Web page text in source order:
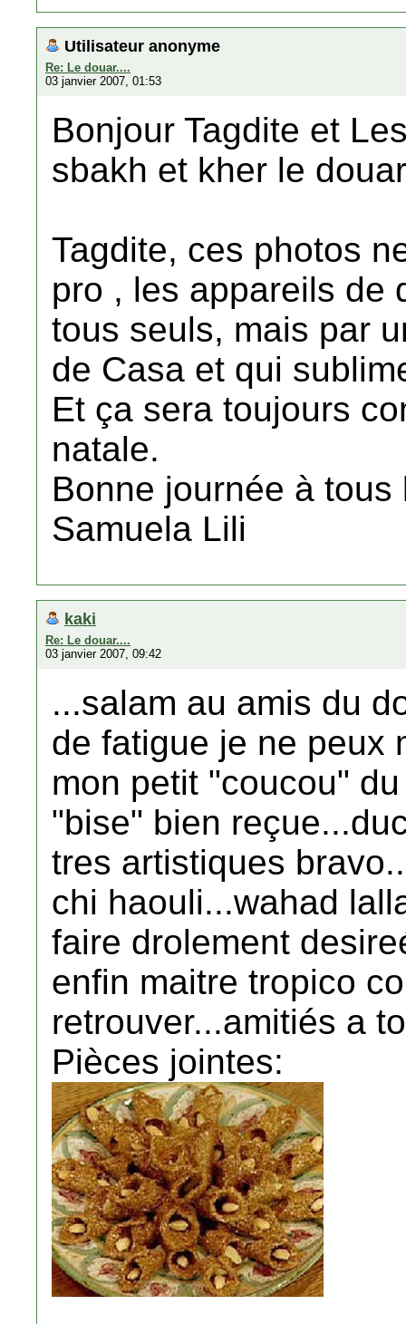
Utilisateur anonyme
Re: Le douar....
03 janvier 2007, 01:53
Bonjour Tagdite et
sbakh et kher le douar
Tagdite, ces photos
pro , les appareils de
tous seuls, mais par
de Casa et qui
Et ça sera toujours
natale.
Bonne journée à
Samuela Lili
kaki
Re: Le douar....
03 janvier 2007, 09:42
...salam au amis du
de fatigue je ne peux
mon petit "coucou"
"bise" bien
tres artistiques
chi haouli...wahad
faire drolement
enfin maitre tropico
retrouver...amitiés a
Pièces jointes: